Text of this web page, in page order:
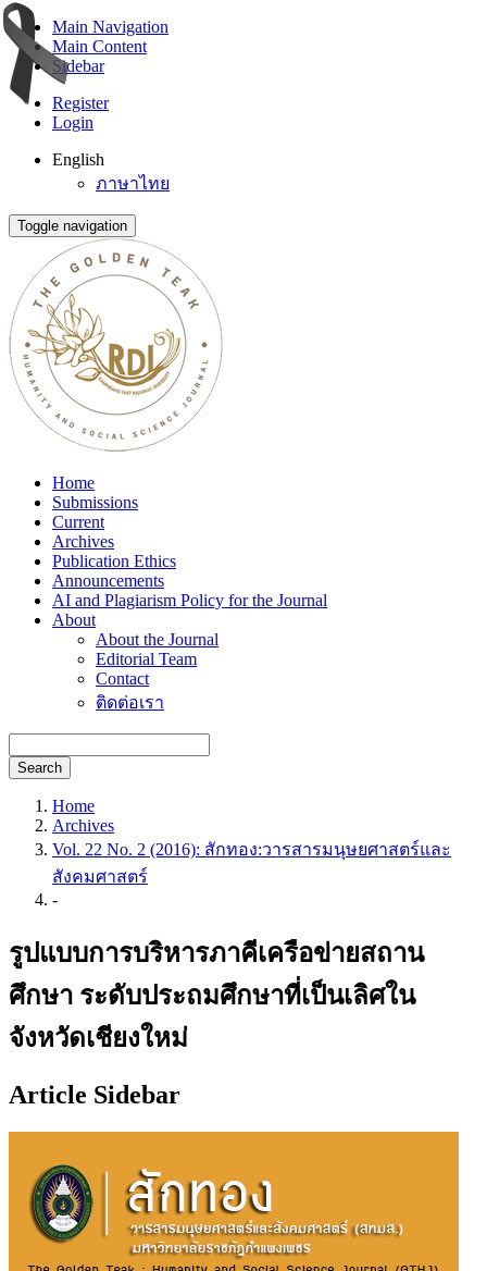
Main Navigation
Main Content
Sidebar
Register
Login
English
ภาษาไทย
Toggle navigation
Home
Submissions
Current
Archives
Publication Ethics
Announcements
AI and Plagiarism Policy for the Journal
About
About the Journal
Editorial Team
Contact
ติดต่อเรา
Search
Home
Archives
Vol. 22 No. 2 (2016): สักทอง:วารสารมนุษยศาสตร์และ
สังคมศาสตร์
-
รูปแบบการบริหารภาคีเครือข่ายสถาน
ศึกษา ระดับประถมศึกษาที่เป็นเลิศใน
จังหวัดเชียงใหม่
Article Sidebar